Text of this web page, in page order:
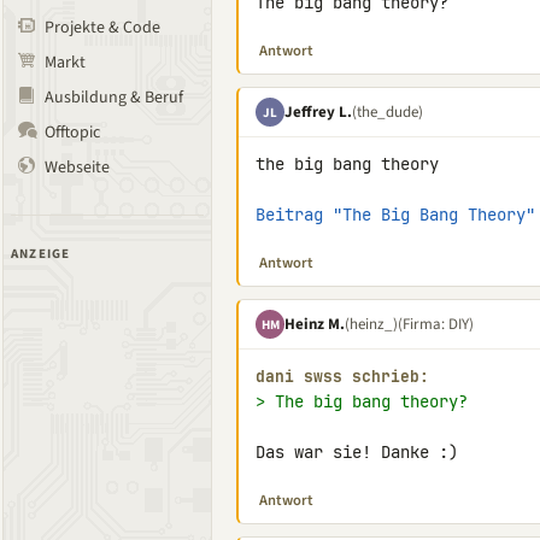
Projekte & Code
Markt
Ausbildung & Beruf
Offtopic
Webseite
ANZEIGE
Antwort
JL Jeffrey L.(the_dude)
the big bang theory
Beitrag "The Big Bang Theory"
Antwort
HM Heinz M.(heinz_)(Firma: DIY)
dani swss schrieb:
> The big bang theory?
Das war sie! Danke :)
Antwort